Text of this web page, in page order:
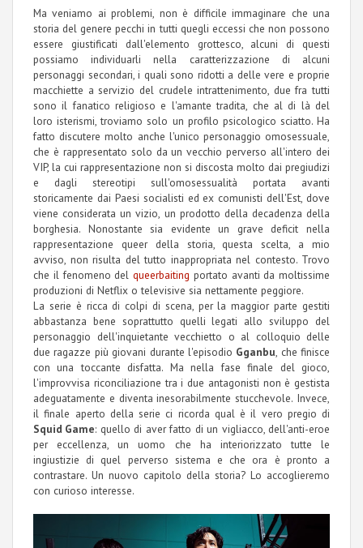
Ma veniamo ai problemi, non è difficile immaginare che una
storia del genere pecchi in tutti quegli eccessi che non possono
essere giustificati dall'elemento grottesco, alcuni di questi
possiamo individuarli nella caratterizzazione di alcuni
personaggi secondari, i quali sono ridotti a delle vere e proprie
macchiette a servizio del crudele intrattenimento, due fra tutti
sono il fanatico religioso e l'amante tradita, che al di là del
loro isterismi, troviamo solo un profilo psicologico sciatto. Ha
fatto discutere molto anche l'unico personaggio omosessuale,
che è rappresentato solo da un vecchio perverso all'intero dei
VIP, la cui rappresentazione non si discosta molto dai pregiudizi
e dagli stereotipi sull'omosessualità portata avanti
storicamente dai Paesi socialisti ed ex comunisti dell'Est, dove
viene considerata un vizio, un prodotto della decadenza della
borghesia. Nonostante sia evidente un grave deficit nella
rappresentazione queer della storia, questa scelta, a mio
avviso, non risulta del tutto inappropriata nel contesto. Trovo
che il fenomeno del queerbaiting portato avanti da moltissime
produzioni di Netflix o televisive sia nettamente peggiore.
La serie è ricca di colpi di scena, per la maggior parte gestiti
abbastanza bene soprattutto quelli legati allo sviluppo del
personaggio dell'inquietante vecchietto o al colloquio delle
due ragazze più giovani durante l'episodio Gganbu, che finisce
con una toccante disfatta. Ma nella fase finale del gioco,
l'improvvisa riconciliazione tra i due antagonisti non è gestista
adeguatamente e diventa inesorabilmente stucchevole. Invece,
il finale aperto della serie ci ricorda qual è il vero pregio di
Squid Game: quello di aver fatto di un vigliacco, dell'anti-eroe
per eccellenza, un uomo che ha interiorizzato tutte le
ingiustizie di quel perverso sistema e che ora è pronto a
contrastare. Un nuovo capitolo della storia? Lo accoglieremo
con curioso interesse.